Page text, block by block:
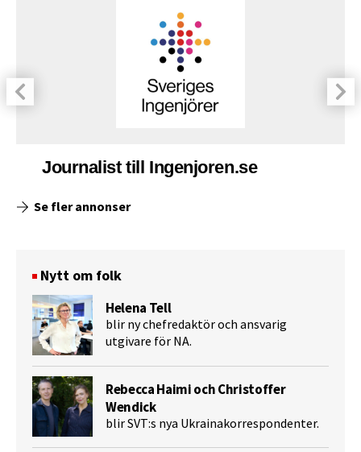
Journalist till Ingenjoren.se
Se fler annonser
Nytt om folk
Helena Tell
blir ny chefredaktör och ansvarig
utgivare för NA.
Rebecca Haimi och Christoffer
Wendick
blir SVT:s nya Ukrainakorrespondenter.